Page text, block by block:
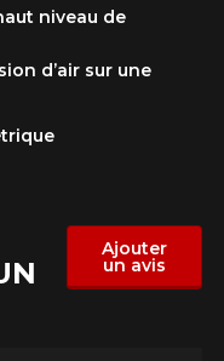
niveau de
d’air sur une
Ajouter
un avis
notre service
un plaisir de
pour votre
possibilité
directement